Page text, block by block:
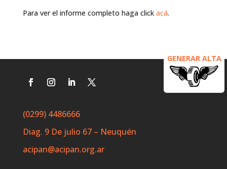
GENERAR ALTA
Para ver el informe completo haga click acá.
(0299) 4486666
Diag. 9 De julio 67 – Neuquén
acipan@acipan.org.ar